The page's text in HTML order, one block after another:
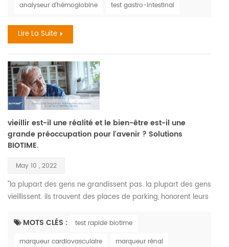
en fer est, en fait, une des troubles nutritionnels les plus
courants., il touche entre trois et cinq milliards d...
analyseur d'hémoglobine test gastro-intestinal
Lire La Suite
vieillir est-il une réalité et le bien-être est-il une
grande préoccupation pour l'avenir ? Solutions
BIOTIME.
May 10 , 2022
"la plupart des gens ne grandissent pas. la plupart des gens
vieillissent. ils trouvent des places de parking, honorent leurs
la maturité. comment ça est, vieillit. » —maya angelou.
MOTS CLÉS :
test rapide biotime
marqueur cardiovasculaire
marqueur rénal